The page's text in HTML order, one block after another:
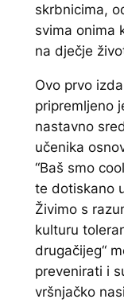
skrbnicima,
svima onima
na dječje
Ovo prvo
pripremljeno
nastavno
učenika
“Baš smo
te dotiskano
Živimo s
kulturu
drugačijeg“
prevenirati i
vršnjačko